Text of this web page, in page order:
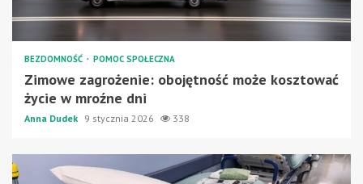
BEZDOMNOŚĆ POMOC SPOŁECZNA
Zimowe zagrożenie: obojętność może kosztować
życie w mroźne dni
Anna Dudek 9 stycznia 2026 338